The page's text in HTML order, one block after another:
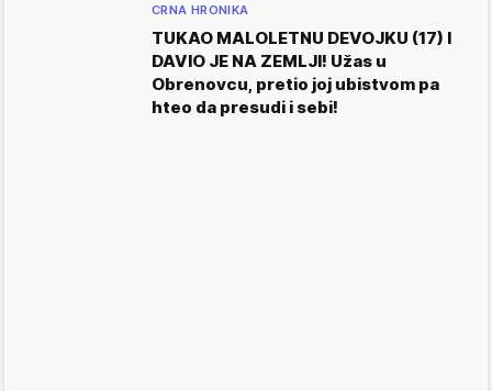
CRNA HRONIKA
TUKAO MALOLETNU DEVOJKU (17) I
DAVIO JE NA ZEMLJI! Užas u
Obrenovcu, pretio joj ubistvom pa
hteo da presudi i sebi!